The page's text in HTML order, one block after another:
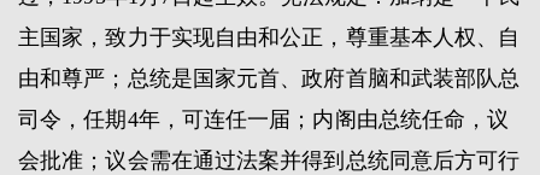
主国家，致力于实现自由和公正，尊重基本人权、自
由和尊严；总统是国家元首、政府首脑和武装部队总
司令，任期4年，可连任一届；内阁由总统任命，议
会批准；议会需在通过法案并得到总统同意后方可行